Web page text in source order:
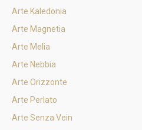
Arte Kaledonia
Arte Magnetia
Arte Melia
Arte Nebbia
Arte Orizzonte
Arte Perlato
Arte Senza Vein